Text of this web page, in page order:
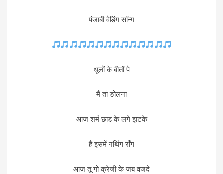
पंजाबी वेडिंग सॉन्ग
धूलों के बीतों पे
मैं तां ङोलना
आज शर्म छाड के लगे झटके
है इसमें नथिंग रॉंग
आज तू गो क्रेजी के जब वजदे